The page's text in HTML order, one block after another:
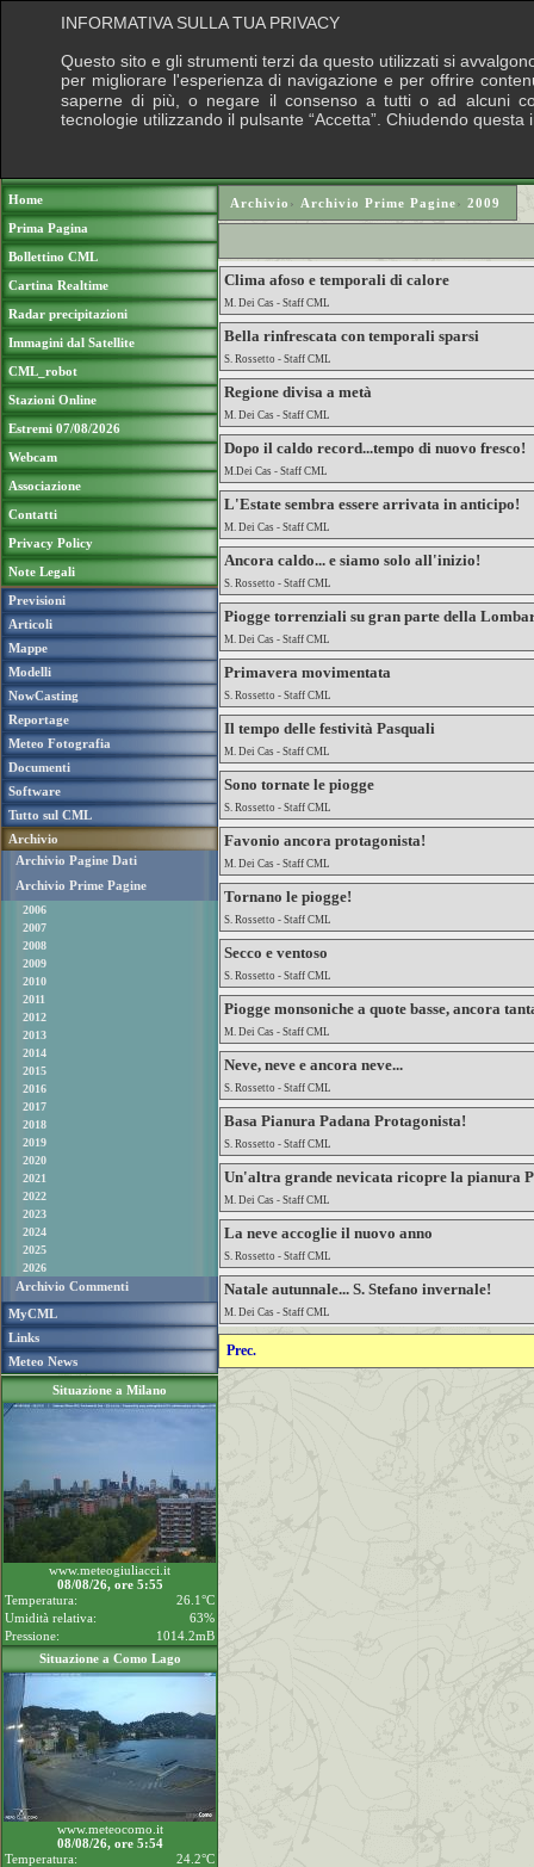
Home
Prima Pagina
Bollettino CML
Cartina Realtime
Radar precipitazioni
Immagini dal Satellite
CML_robot
Stazioni Online
Estremi 07/08/2026
Webcam
Associazione
Contatti
Privacy Policy
Note Legali
Previsioni
Articoli
Mappe
Modelli
NowCasting
Reportage
Meteo Fotografia
Documenti
Software
Tutto sul CML
Archivio
Archivio Pagine Dati
Archivio Prime Pagine
2006
2007
2008
2009
2010
2011
2012
2013
2014
2015
2016
2017
2018
2019
2020
2021
2022
2023
2024
2025
2026
Archivio Commenti
MyCML
Links
Meteo News
Situazione a Milano
www.meteogiuliacci.it
08/08/26, ore 5:55
Temperatura:
26.1°C
Umidità relativa:
63%
Pressione:
1014.2mB
Situazione a Como Lago
www.meteocomo.it
08/08/26, ore 5:54
Temperatura:
24.2°C
Archivio › Archivio Prime Pagine› 2009
Clima afoso e temporali di calore
M. Dei Cas - Staff CML
Bella rinfrescata con temporali sparsi
S. Rossetto - Staff CML
Regione divisa a metà
M. Dei Cas - Staff CML
Dopo il caldo record...tempo di nuovo fresco!
M.Dei Cas - Staff CML
L'Estate sembra essere arrivata in anticipo!
M. Dei Cas - Staff CML
Ancora caldo... e siamo solo all'inizio!
S. Rossetto - Staff CML
Piogge torrenziali su gran parte della
M. Dei Cas - Staff CML
Primavera movimentata
S. Rossetto - Staff CML
Il tempo delle festività Pasquali
M. Dei Cas - Staff CML
Sono tornate le piogge
S. Rossetto - Staff CML
Favonio ancora protagonista!
M. Dei Cas - Staff CML
Tornano le piogge!
S. Rossetto - Staff CML
Secco e ventoso
S. Rossetto - Staff CML
Piogge monsoniche a quote basse, ancora
M. Dei Cas - Staff CML
Neve, neve e ancora neve...
S. Rossetto - Staff CML
Basa Pianura Padana Protagonista!
S. Rossetto - Staff CML
Un'altra grande nevicata ricopre la pianura
M. Dei Cas - Staff CML
La neve accoglie il nuovo anno
S. Rossetto - Staff CML
Natale autunnale... S. Stefano invernale!
M. Dei Cas - Staff CML
Prec.
INFORMATIVA SULLA TUA PRIVACY
Questo sito e gli strumenti terzi da questo utilizzati si
per migliorare l'esperienza di navigazione e per offrire
saperne di più, o negare il consenso a tutti o ad alcuni
tecnologie utilizzando il pulsante “Accetta”. Chiudendo